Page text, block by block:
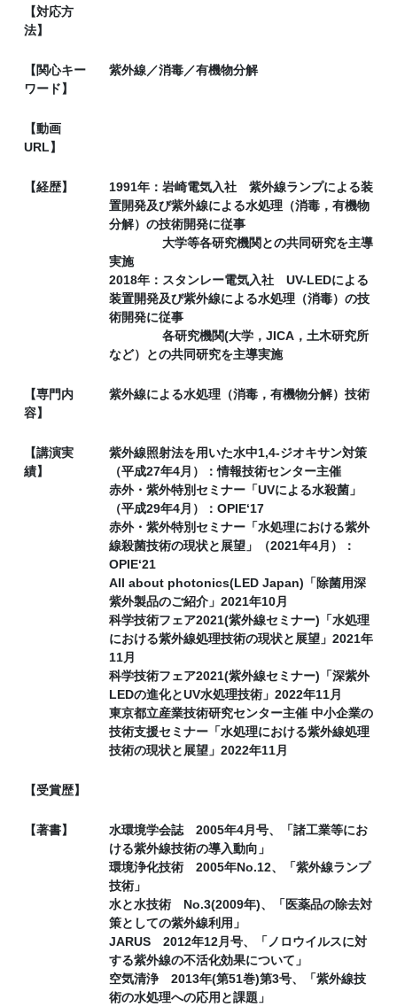
【対応方
法】
【関心キー
ワード】
紫外線／消毒／有機物分解
【動画
URL】
【経歴】
1991年：岩崎電気入社 紫外線ランプによる装
置開発及び紫外線による水処理（消毒，有機物
分解）の技術開発に従事
大学等各研究機関との共同研究を主導
実施
2018年：スタンレー電気入社 UV-LEDによる
装置開発及び紫外線による水処理（消毒）の技
術開発に従事
各研究機関(大学，JICA，土木研究所
など）との共同研究を主導実施
【専門内
容】
紫外線による水処理（消毒，有機物分解）技術
【講演実
績】
紫外線照射法を用いた水中1,4-ジオキサン対策
（平成27年4月）：情報技術センター主催
赤外・紫外特別セミナー「UVによる水殺菌」
（平成29年4月）：OPIE‘17
赤外・紫外特別セミナー「水処理における紫外
線殺菌技術の現状と展望」（2021年4月）：
OPIE‘21
All about photonics(LED Japan)「除菌用深
紫外製品のご紹介」2021年10月
科学技術フェア2021(紫外線セミナー)「水処理
における紫外線処理技術の現状と展望」2021年
11月
科学技術フェア2021(紫外線セミナー)「深紫外
LEDの進化とUV水処理技術」2022年11月
東京都立産業技術研究センター主催 中小企業の
技術支援セミナー「水処理における紫外線処理
技術の現状と展望」2022年11月
【受賞歴】
【著書】
水環境学会誌 2005年4月号、「諸工業等にお
ける紫外線技術の導入動向」
環境浄化技術 2005年No.12、「紫外線ランプ
技術」
水と水技術 No.3(2009年)、「医薬品の除去対
策としての紫外線利用」
JARUS 2012年12月号、「ノロウイルスに対
する紫外線の不活化効果について」
空気清浄 2013年(第51巻)第3号、「紫外線技
術の水処理への応用と課題」